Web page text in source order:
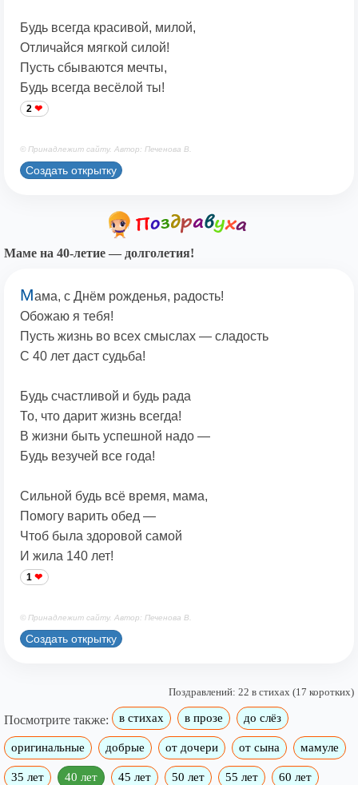
Будь всегда красивой, милой,
Отличайся мягкой силой!
Пусть сбываются мечты,
Будь всегда весёлой ты!
2
© Принадлежит сайту. Автор: Печенова В.
Создать открытку
Маме на 40-летие — долголетия!
Мама, с Днём рожденья, радость!
Обожаю я тебя!
Пусть жизнь во всех смыслах — сладость
С 40 лет даст судьба!
Будь счастливой и будь рада
То, что дарит жизнь всегда!
В жизни быть успешной надо —
Будь везучей все года!
Сильной будь всё время, мама,
Помогу варить обед —
Чтоб была здоровой самой
И жила 140 лет!
1
© Принадлежит сайту. Автор: Печенова В.
Создать открытку
Поздравлений: 22 в стихах (17 коротких)
Посмотрите также: в стихах в прозе до слёз
оригинальные добрые от дочери от сына мамуле
35 лет 40 лет 45 лет 50 лет 55 лет 60 лет